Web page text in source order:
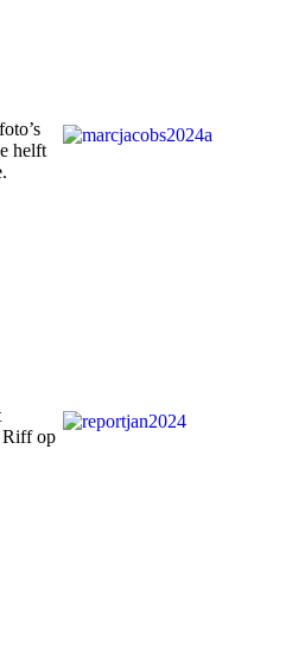
helft
Riff op